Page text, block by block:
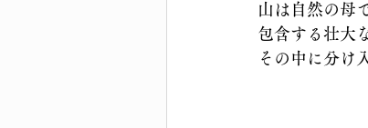
山は自然の母
包含する壮大
その中に分け